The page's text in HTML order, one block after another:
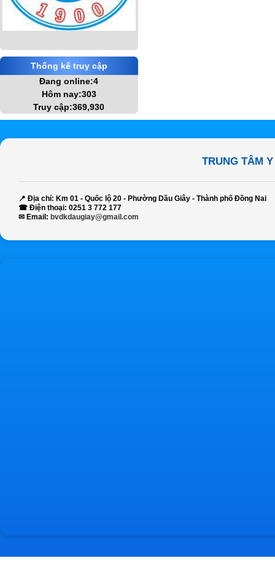
Thống kê truy cập
Đang online:4
Hôm nay:303
Truy cập:369,930
TRUNG TÂM
📍 Địa chỉ: Km 01 - Quốc lộ 20 - Phường Dầu Giây - Thành phố Đồng Nai
☎ Điện thoại: 0251 3 772 177
✉ Email: bvdkdaugiay@gmail.com